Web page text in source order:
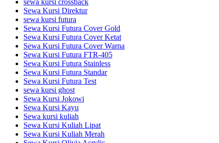
Sewa Kursi Direktur
sewa kursi futura
Sewa Kursi Futura Cover Gold
Sewa Kursi Futura Cover Ketat
Sewa Kursi Futura Cover Warna
Sewa Kursi Futura FTR-405
Sewa Kursi Futura Stainless
Sewa Kursi Futura Standar
Sewa Kursi Futura Test
sewa kursi ghost
Sewa Kursi Jokowi
Sewa Kursi Kayu
Sewa kursi kuliah
Sewa Kursi Kuliah Lipat
Sewa Kursi Kuliah Merah